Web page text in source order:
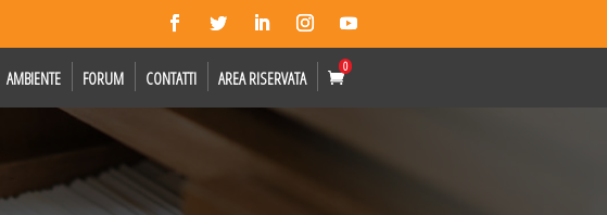
AMBIENTE FORUM CONTATTI AREA RISERVATA
0